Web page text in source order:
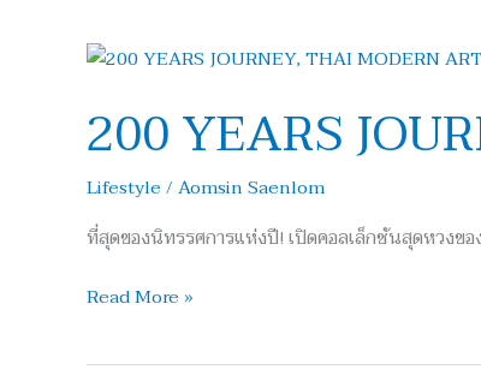
200 YEARS
Lifestyle/Aomsin Saenlom
ที่สุดของนิทรรศการแห่งปี! เปิดคอลเล็กชันสุดหวงขอ
200
JOURNEY
THROUGH
THAI
MODERN
ART
HISTORY
Read More »